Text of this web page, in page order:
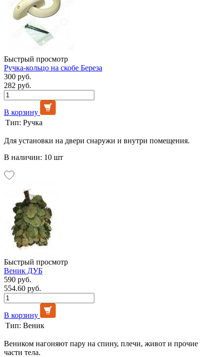
Быстрый просмотр
Ручка-кольцо на скобе Береза
300 руб.
282 руб.
В корзину
Тип: Ручка
Для установки на двери снаружи и внутри помещения.
В наличии: 10 шт
Быстрый просмотр
Веник ДУБ
590 руб.
554.60 руб.
В корзину
Тип: Веник
Веником нагоняют пару на спину, плечи, живот и прочие
части тела.